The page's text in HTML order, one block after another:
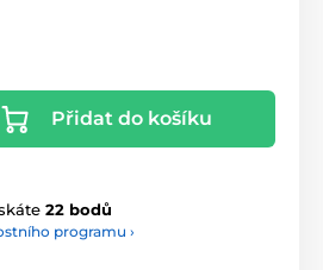
Přidat do košíku
22 bodů
programu ›